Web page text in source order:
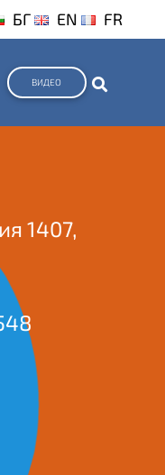
БГ EN FR
ВИДЕО
1407,